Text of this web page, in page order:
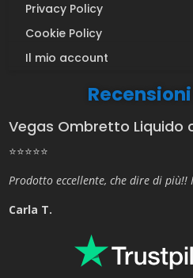
Privacy Policy
Cookie Policy
Il mio account
Vegas Ombretto Liquido
⭐⭐⭐⭐⭐
Prodotto eccellente, che dire di più!!
Carla T.